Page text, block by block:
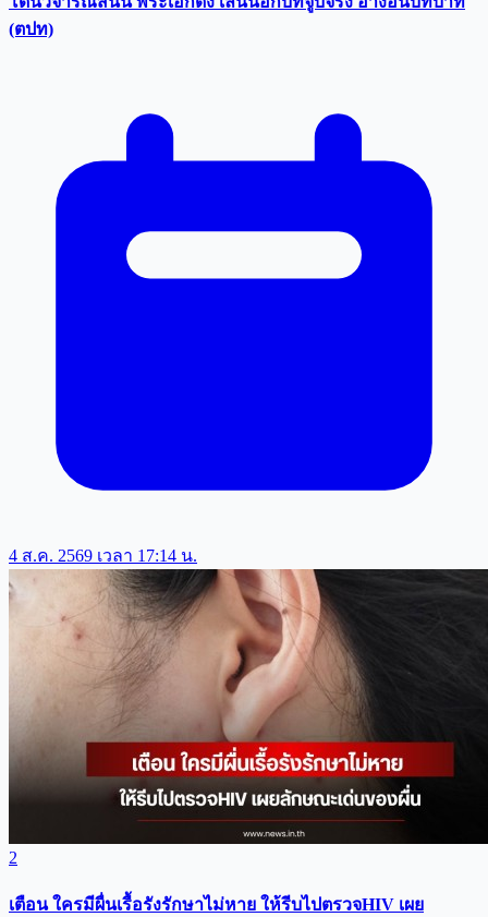
(ตปท)
4 ส.ค. 2569 เวลา 17:14 น.
2
เตือน ใครมีผื่นเรื้อรังรักษาไม่หาย ให้รีบไปตรวจHIV เผย